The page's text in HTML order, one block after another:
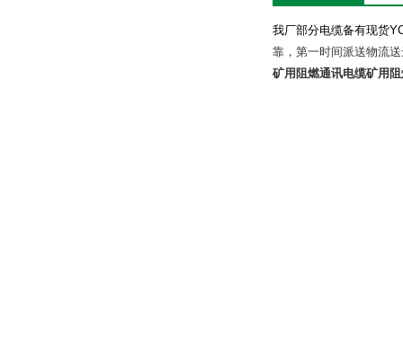
我厂部分电缆备有现货
靠，第一时间派送物流
矿用阻燃通讯电缆矿用